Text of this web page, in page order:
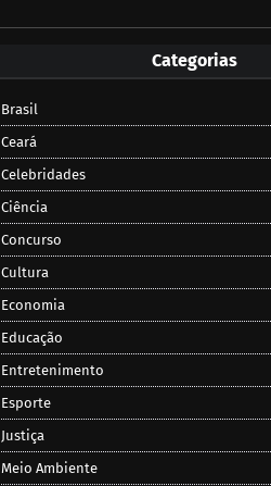
Categorias
Brasil
Ceará
Celebridades
Ciência
Concurso
Cultura
Economia
Educação
Entretenimento
Esporte
Justiça
Meio Ambiente